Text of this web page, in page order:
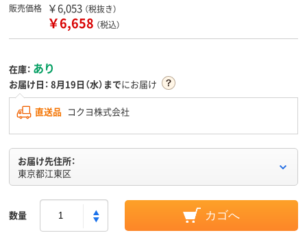
販売価格 ￥6,053 （税抜き）
￥6,658 （税込）
在庫： あり
お届け日： 8月19日（水）までにお届け
直送品 コクヨ株式会社
お届け先住所：
東京都江東区
数量 カゴへ